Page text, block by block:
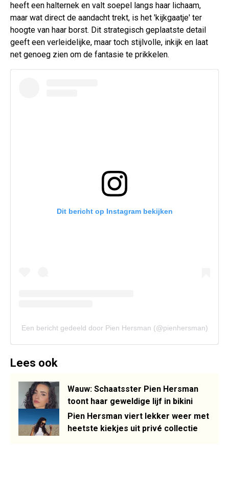
heeft een halternek en valt soepel langs haar lichaam,
maar wat direct de aandacht trekt, is het 'kijkgaatje' ter
hoogte van haar borst. Dit strategisch geplaatste detail
geeft een verleidelijke, maar toch stijlvolle, inkijk en laat
net genoeg zien om de fantasie te prikkelen.
Dit bericht op Instagram bekijken
Een bericht gedeeld door Pien Hersman (@pienhersman)
Lees ook
Wauw: Schaatsster Pien Hersman
toont haar geweldige lijf in bikini
Pien Hersman viert lekker weer met
heetste kiekjes uit privé collectie